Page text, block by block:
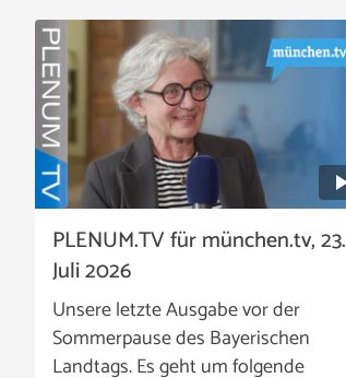
PLENUM.TV für münchen.tv, 23.
Juli 2026
Unsere letzte Ausgabe vor der
Sommerpause des Bayerischen
Landtags. Es geht um folgende